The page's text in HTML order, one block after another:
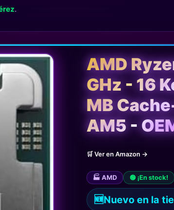
.
AMD
GHz - 16
MB
AM5 -
🛒 Ver en Amazon →
🏭 AMD 🟢 ¡En stock!
🆕Nuevo en la